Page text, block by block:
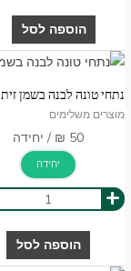
הוספה לסל
נתחי טונה לבנה בשמן זית
מוצרים משלימים
יחידה
+
הוספה לסל